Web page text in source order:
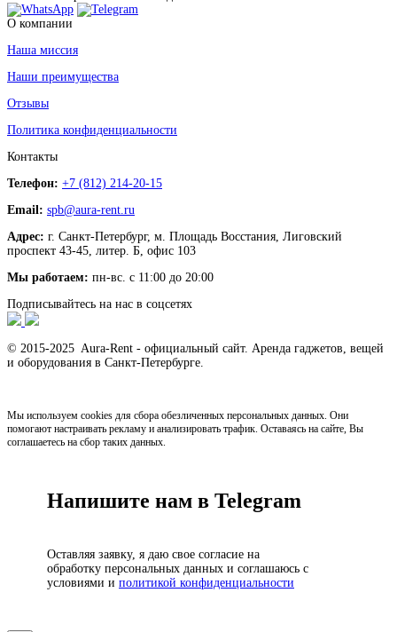
О компании
Наша миссия
Наши преимущества
Отзывы
Политика конфиденциальности
Контакты
Телефон: +7 (812) 214-20-15
Email: spb@aura-rent.ru
Адрес: г. Санкт-Петербург, м. Площадь Восстания, Лиговский
проспект 43-45, литер. Б, офис 103
Мы работаем: пн-вс. с 11:00 до 20:00
Подписывайтесь на нас в соцсетях
© 2015-2025 Aura-Rent - официальный сайт. Аренда гаджетов, вещей
и оборудования в Санкт-Петербурге.
Мы используем cookies для сбора обезличенных персональных данных. Они
помогают настраивать рекламу и анализировать трафик. Оставаясь на сайте, Вы
соглашаетесь на сбор таких данных.
Напишите нам в Telegram
Оставляя заявку, я даю свое согласие на
обработку персональных данных и соглашаюсь с
условиями и политикой конфиденциальности